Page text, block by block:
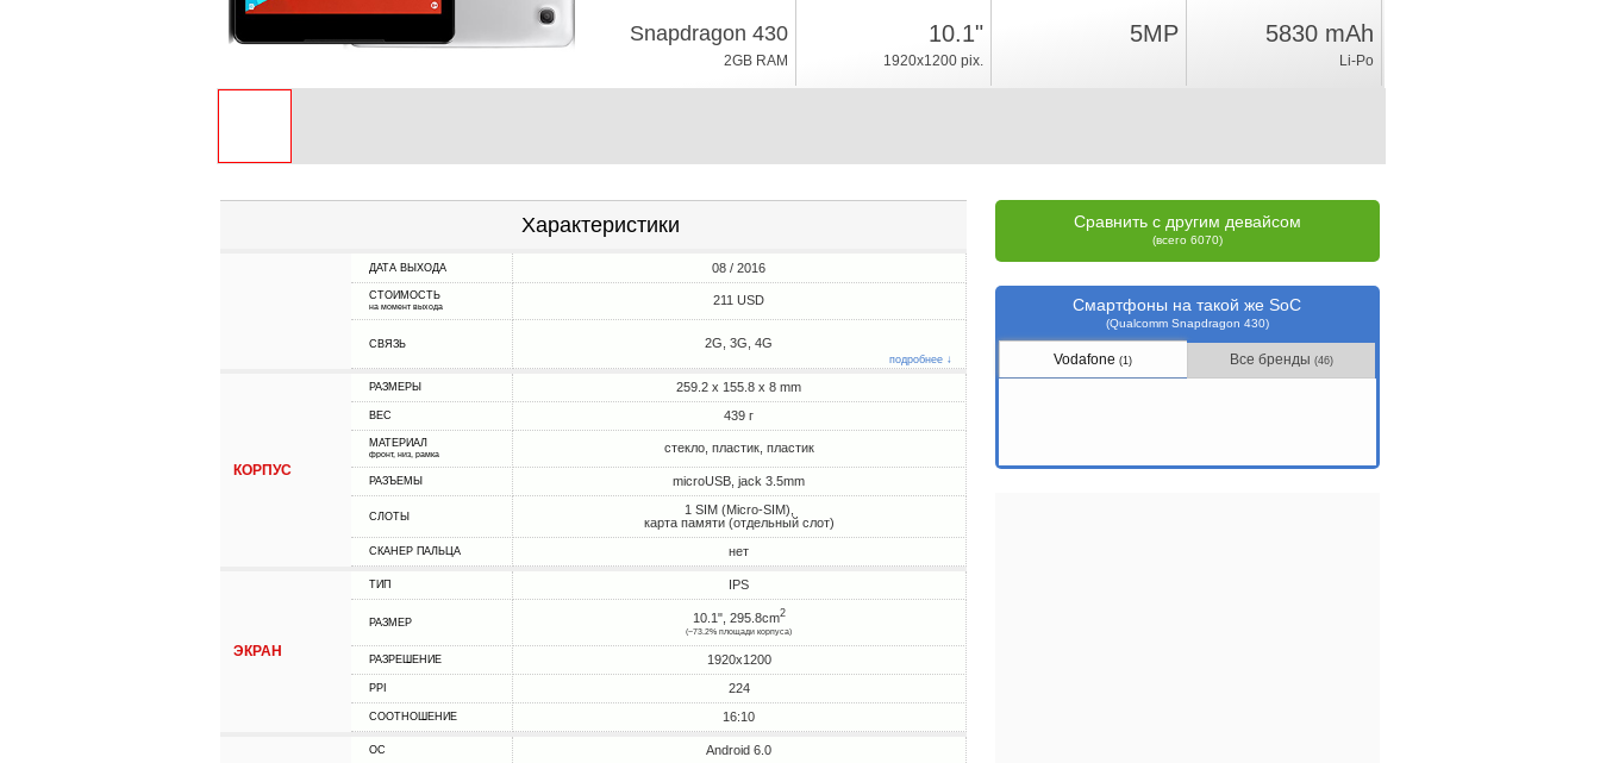
Snapdragon 430
2GB RAM
10.1"
1920x1200 pix.
5MP 5830 mAh
Li-Po
Характеристики
ДАТА ВЫХОДА 08 / 2016
СТОИМОСТЬ
на момент выхода 211 USD
СВЯЗЬ 2G, 3G, 4G
подробнее ↓
КОРПУС
РАЗМЕРЫ 259.2 x 155.8 x 8 mm
ВЕС 439 г
МАТЕРИАЛ
фронт, низ, рамка стекло, пластик, пластик
РАЗЪЕМЫ microUSB, jack 3.5mm
СЛОТЫ
1 SIM (Micro-SIM),
карта памяти (отдельный слот)
СКАНЕР ПАЛЬЦА нет
ЭКРАН
ТИП IPS
РАЗМЕР 10.1", 295.8cm2
(~73.2% площади корпуса)
РАЗРЕШЕНИЕ 1920x1200
PPI 224
СООТНОШЕНИЕ 16:10
ОС Android 6.0
Сравнить с другим девайсом
(всего 6070)
Смартфоны на такой же SoC
(Qualcomm Snapdragon 430)
Vodafone(1) Все бренды (46)